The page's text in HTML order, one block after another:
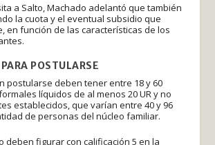
a Salto, Machado adelantó que también
la cuota y el eventual subsidio que
en función de las características de los
POSTULARSE
postularse deben tener entre 18 y 60
líquidos de al menos 20 UR y no
establecidos, que varían entre 40 y 96
de personas del núcleo familiar.
deben figurar con calificación 5 en la